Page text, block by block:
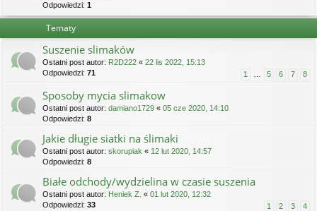
Odpowiedzi: 1
Tematy
Suszenie slimaków
Ostatni post autor: R2D222 « 22 lis 2022, 15:13
Odpowiedzi: 71 1 5 6 7 8
Sposoby mycia slimakow
Ostatni post autor: damiano1729 « 05 cze 2020, 14:10
Odpowiedzi: 8
Jakie długie siatki na ślimaki
Ostatni post autor: skorupiak « 12 lut 2020, 14:57
Odpowiedzi: 8
Białe odchody/wydzielina w czasie suszenia
Ostatni post autor: Heniek Z. « 01 lut 2020, 12:32
Odpowiedzi: 33 1 2 3 4